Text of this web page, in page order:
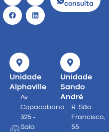
consulta
Unidade
Alphaville
Av.
Copacabana
325 -
Sala
Unidade
Sando
André
R. São
Francisco,
55